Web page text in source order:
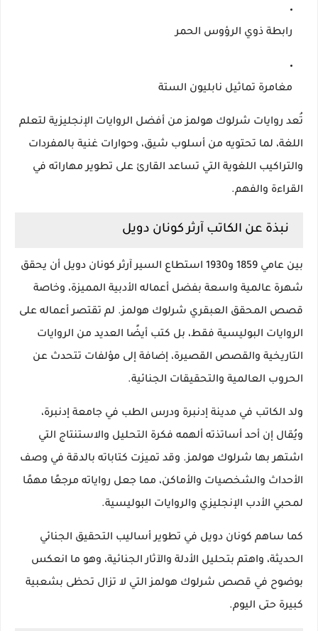
رابطة ذوي الرؤوس الحمر
مغامرة تماثيل نابليون الستة
تُعد روايات شرلوك هولمز من أفضل الروايات الإنجليزية لتعلم
اللغة، لما تحتويه من أسلوب شيق، وحوارات غنية بالمفردات
والتراكيب اللغوية التي تساعد القارئ على تطوير مهاراته في
القراءة والفهم.
نبذة عن الكاتب آرثر كونان دويل
بين عامي 1859 و1930 استطاع السير آرثر كونان دويل أن يحقق
شهرة عالمية واسعة بفضل أعماله الأدبية المميزة، وخاصة
قصص المحقق العبقري شرلوك هولمز. لم تقتصر أعماله على
الروايات البوليسية فقط، بل كتب أيضًا العديد من الروايات
التاريخية والقصص القصيرة، إضافة إلى مؤلفات تتحدث عن
الحروب العالمية والتحقيقات الجنائية.
ولد الكاتب في مدينة إدنبرة ودرس الطب في جامعة إدنبرة،
ويُقال إن أحد أساتذته ألهمه فكرة التحليل والاستنتاج التي
اشتهر بها شرلوك هولمز. وقد تميزت كتاباته بالدقة في وصف
الأحداث والشخصيات والأماكن، مما جعل رواياته مرجعًا مهمًا
لمحبي الأدب الإنجليزي والروايات البوليسية.
كما ساهم كونان دويل في تطوير أساليب التحقيق الجنائي
الحديثة، واهتم بتحليل الأدلة والآثار الجنائية، وهو ما انعكس
بوضوح في قصص شرلوك هولمز التي لا تزال تحظى بشعبية
كبيرة حتى اليوم.